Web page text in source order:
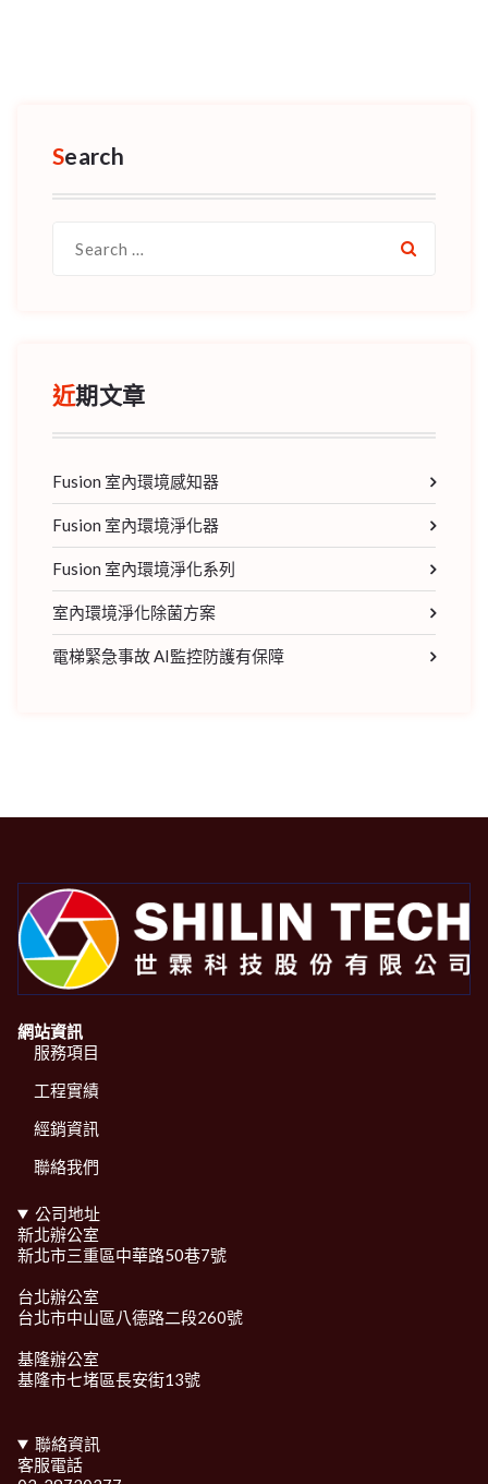
Search
for:
近期文章
Fusion 室內環境感知器
Fusion 室內環境淨化器
Fusion 室內環境淨化系列
室內環境淨化除菌方案
電梯緊急事故 AI監控防護有保障
網站資訊
服務項目
工程實績
經銷資訊
聯絡我們
公司地址
新北辦公室
新北市三重區中華路50巷7號
台北辦公室
台北市中山區八德路二段260號
基隆辦公室
基隆市七堵區長安街13號
聯絡資訊
客服電話